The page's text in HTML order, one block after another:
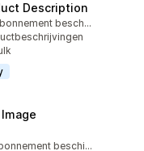
Description
Gratis abonnement beschikbaar
Image
Gratis abonnement beschikbaar